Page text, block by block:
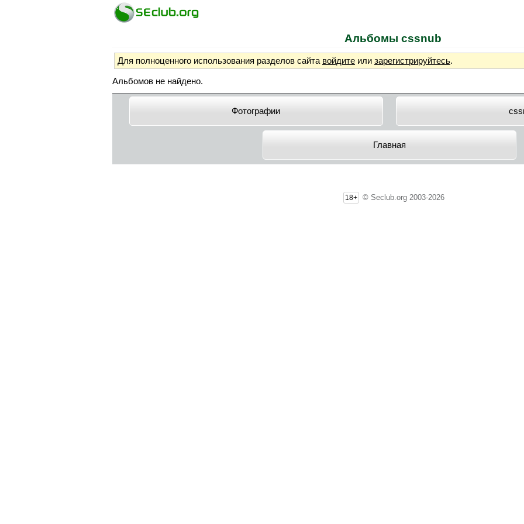
Альбомы cssnub
Для полноценного использования разделов сайта войдите или зарегистрируйтесь.
Альбомов не найдено.
Фотографии
Главная
18+ © Seclub.org 2003-2026